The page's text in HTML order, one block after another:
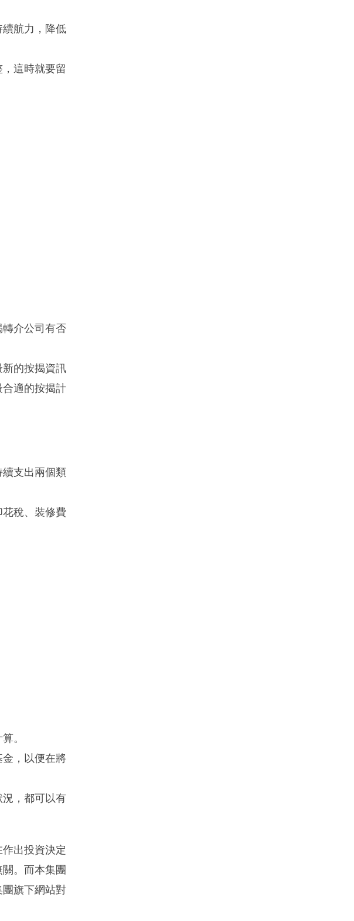
航力，降低
這時就要留
介公司有否
的按揭資訊
適的按揭計
支出兩個類
稅、裝修費
。
，以便在將
，都可以有
出投資決定
。而本集團
旗下網站對